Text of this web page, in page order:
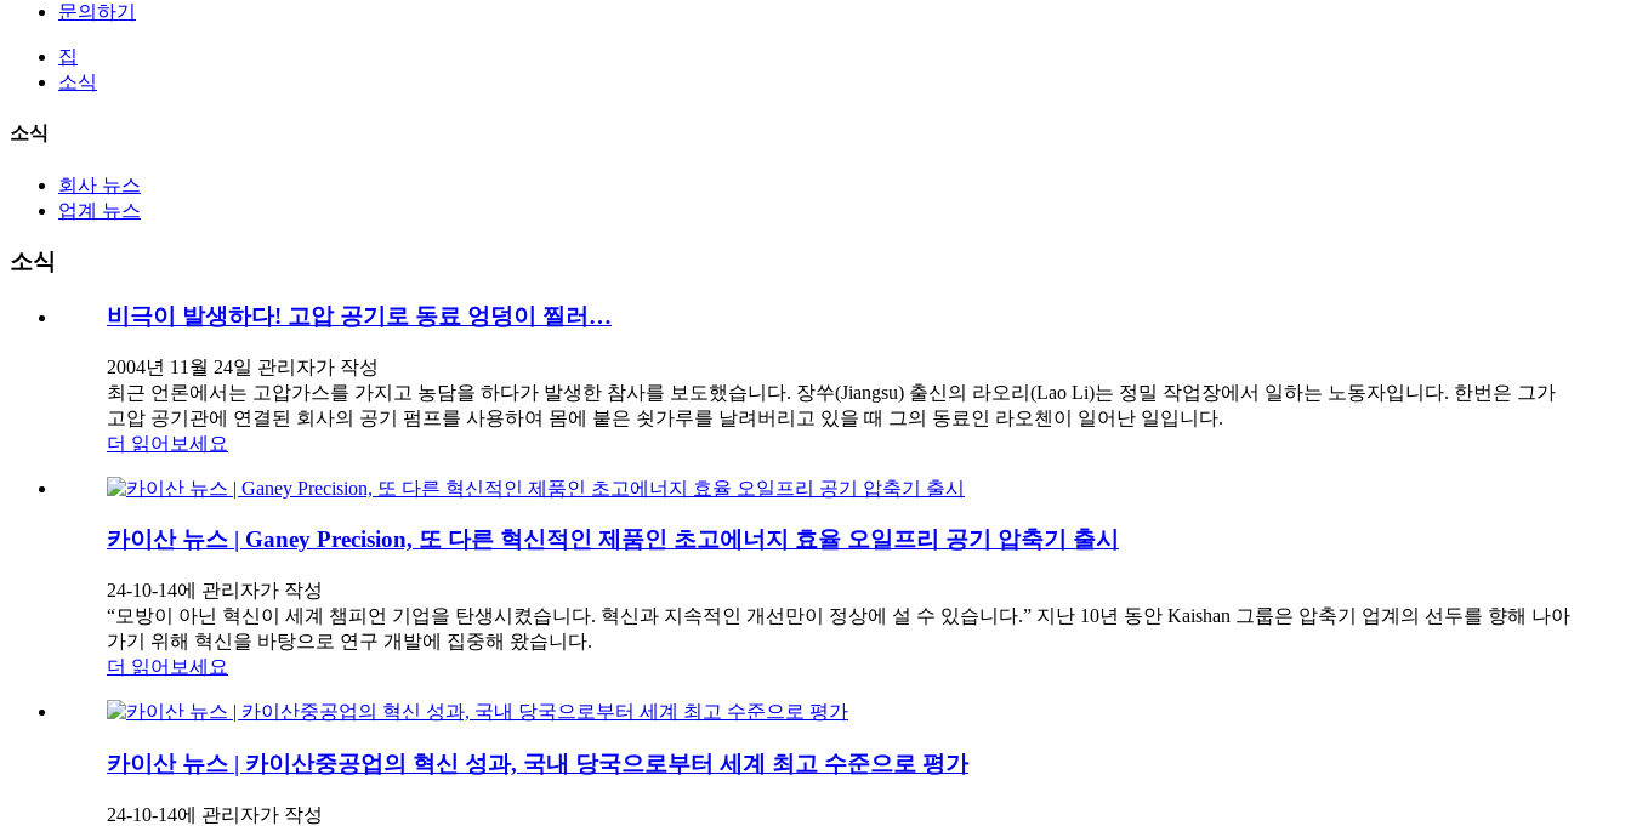
문의하기
집
소식
소식
회사 뉴스
업계 뉴스
소식
비극이 발생하다! 고압 공기로 동료 엉덩이 찔러…
2004년 11월 24일 관리자가 작성
최근 언론에서는 고압가스를 가지고 농담을 하다가 발생한 참사를 보도했습니다. 장쑤(Jiangsu) 출신의 라오리(Lao Li)는 정밀 작업장에서 일하는 노동자입니다. 한번은 그가
고압 공기관에 연결된 회사의 공기 펌프를 사용하여 몸에 붙은 쇳가루를 날려버리고 있을 때 그의 동료인 라오첸이 일어난 일입니다.
더 읽어보세요
카이산 뉴스 | Ganey Precision, 또 다른 혁신적인 제품인 초고에너지 효율 오일프리 공기 압축기 출시
24-10-14에 관리자가 작성
“모방이 아닌 혁신이 세계 챔피언 기업을 탄생시켰습니다. 혁신과 지속적인 개선만이 정상에 설 수 있습니다.” 지난 10년 동안 Kaishan 그룹은 압축기 업계의 선두를 향해 나아
가기 위해 혁신을 바탕으로 연구 개발에 집중해 왔습니다.
더 읽어보세요
카이산 뉴스 | 카이산중공업의 혁신 성과, 국내 당국으로부터 세계 최고 수준으로 평가
24-10-14에 관리자가 작성